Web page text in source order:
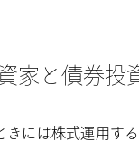
家と債券投
きには株式運用す